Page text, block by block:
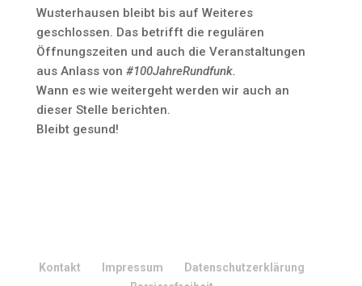
Wusterhausen bleibt bis auf Weiteres
geschlossen. Das betrifft die regulären
Öffnungszeiten und auch die Veranstaltungen
aus Anlass von #100JahreRundfunk.
Wann es wie weitergeht werden wir auch an
dieser Stelle berichten.
Bleibt gesund!
Kontakt Impressum
Datenschutzerklärung